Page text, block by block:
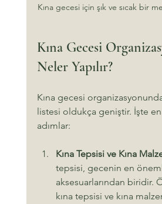
Kına gecesi için şık ve sıcak bir
Kına Gecesi
Neler Yapılır?
Kına gecesi
listesi oldukça geniştir. İşte
adımlar:
Kına Tepsisi ve Kına
tepsisi, gecenin en
aksesuarlarından biridir.
kına tepsisi ve kına